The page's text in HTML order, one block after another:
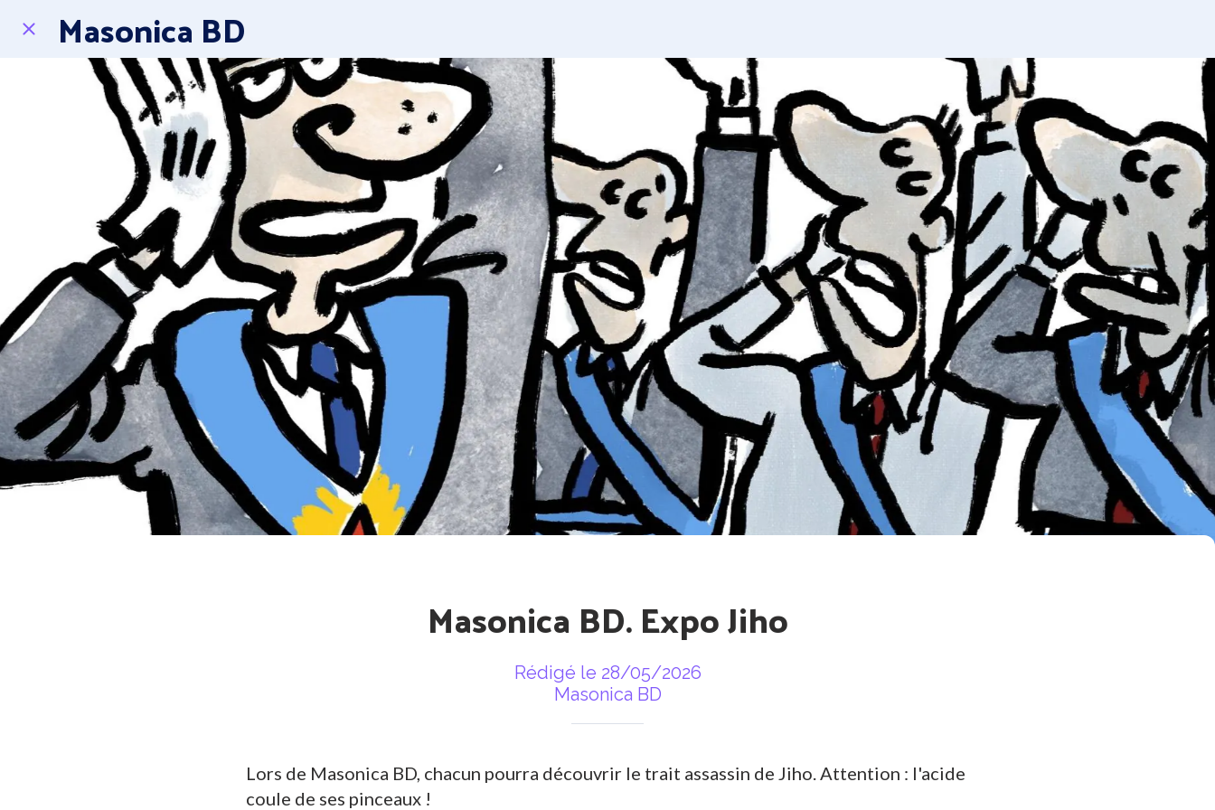
Masonica BD
Masonica BD. Expo Jiho
Rédigé le 28/05/2026
Masonica BD
Lors de Masonica BD, chacun pourra découvrir le trait assassin de Jiho. Attention : l'acide
coule de ses pinceaux !